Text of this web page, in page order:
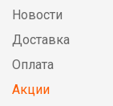
Новости
Доставка
Оплата
Акции